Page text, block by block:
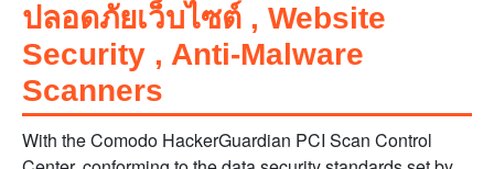
ปลอดภัยเว็บไซต์ , Website
Security , Anti-Malware
Scanners
With the Comodo HackerGuardian PCI Scan Control